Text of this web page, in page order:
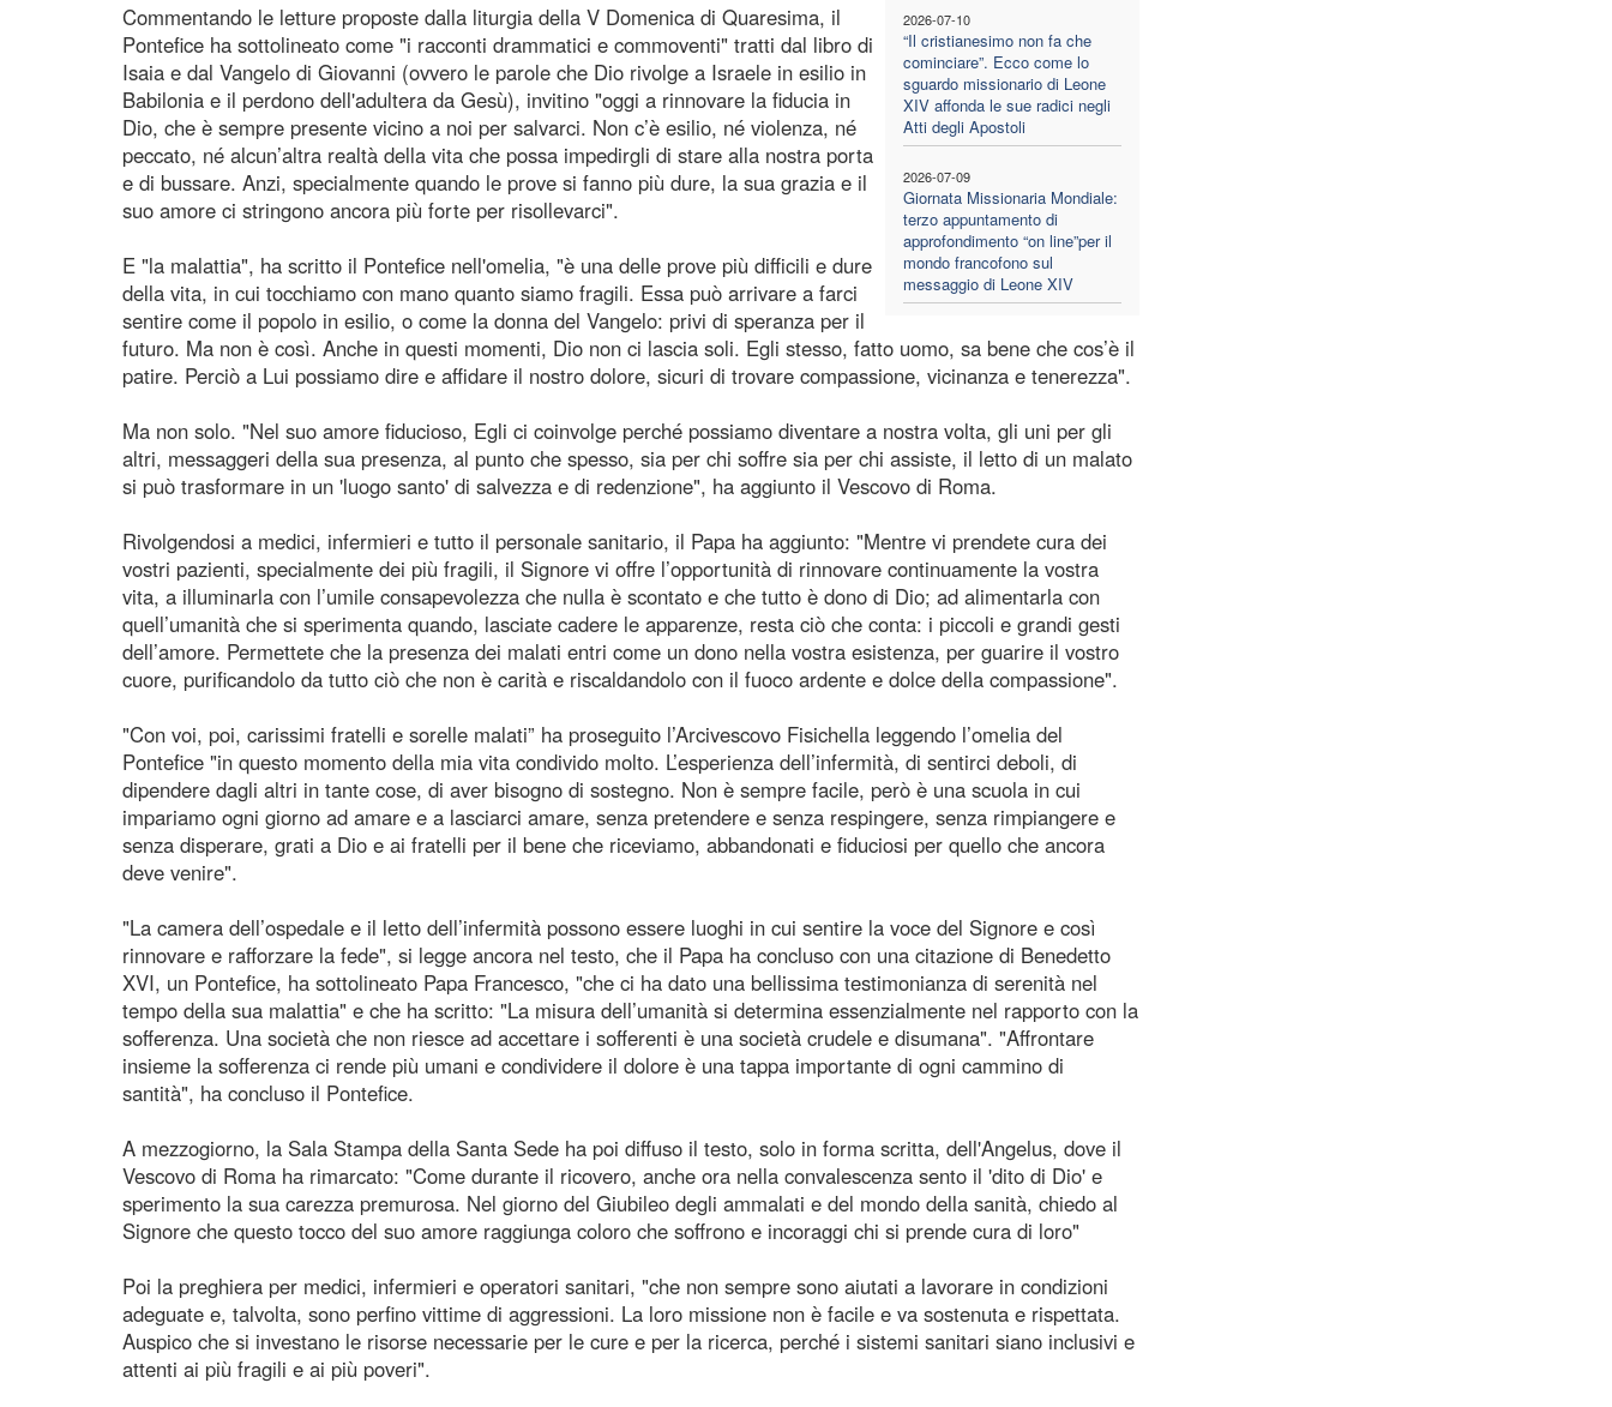
2026-07-10
“Il cristianesimo non fa che
cominciare”. Ecco come lo
sguardo missionario di Leone
XIV affonda le sue radici negli
Atti degli Apostoli
2026-07-09
Giornata Missionaria Mondiale:
terzo appuntamento di
approfondimento “on line”per il
mondo francofono sul
messaggio di Leone XIV
Commentando le letture proposte dalla liturgia della V Domenica di Quaresima, il
Pontefice ha sottolineato come "i racconti drammatici e commoventi" tratti dal libro di
Isaia e dal Vangelo di Giovanni (ovvero le parole che Dio rivolge a Israele in esilio in
Babilonia e il perdono dell'adultera da Gesù), invitino "oggi a rinnovare la fiducia in
Dio, che è sempre presente vicino a noi per salvarci. Non c’è esilio, né violenza, né
peccato, né alcun’altra realtà della vita che possa impedirgli di stare alla nostra porta
e di bussare. Anzi, specialmente quando le prove si fanno più dure, la sua grazia e il
suo amore ci stringono ancora più forte per risollevarci".
E "la malattia", ha scritto il Pontefice nell'omelia, "è una delle prove più difficili e dure
della vita, in cui tocchiamo con mano quanto siamo fragili. Essa può arrivare a farci
sentire come il popolo in esilio, o come la donna del Vangelo: privi di speranza per il
futuro. Ma non è così. Anche in questi momenti, Dio non ci lascia soli. Egli stesso, fatto uomo, sa bene che cos’è il
patire. Perciò a Lui possiamo dire e affidare il nostro dolore, sicuri di trovare compassione, vicinanza e tenerezza".
Ma non solo. "Nel suo amore fiducioso, Egli ci coinvolge perché possiamo diventare a nostra volta, gli uni per gli
altri, messaggeri della sua presenza, al punto che spesso, sia per chi soffre sia per chi assiste, il letto di un malato
si può trasformare in un 'luogo santo' di salvezza e di redenzione", ha aggiunto il Vescovo di Roma.
Rivolgendosi a medici, infermieri e tutto il personale sanitario, il Papa ha aggiunto: "Mentre vi prendete cura dei
vostri pazienti, specialmente dei più fragili, il Signore vi offre l’opportunità di rinnovare continuamente la vostra
vita, a illuminarla con l’umile consapevolezza che nulla è scontato e che tutto è dono di Dio; ad alimentarla con
quell’umanità che si sperimenta quando, lasciate cadere le apparenze, resta ciò che conta: i piccoli e grandi gesti
dell’amore. Permettete che la presenza dei malati entri come un dono nella vostra esistenza, per guarire il vostro
cuore, purificandolo da tutto ciò che non è carità e riscaldandolo con il fuoco ardente e dolce della compassione".
"Con voi, poi, carissimi fratelli e sorelle malati” ha proseguito l’Arcivescovo Fisichella leggendo l’omelia del
Pontefice "in questo momento della mia vita condivido molto. L’esperienza dell’infermità, di sentirci deboli, di
dipendere dagli altri in tante cose, di aver bisogno di sostegno. Non è sempre facile, però è una scuola in cui
impariamo ogni giorno ad amare e a lasciarci amare, senza pretendere e senza respingere, senza rimpiangere e
senza disperare, grati a Dio e ai fratelli per il bene che riceviamo, abbandonati e fiduciosi per quello che ancora
deve venire".
"La camera dell’ospedale e il letto dell’infermità possono essere luoghi in cui sentire la voce del Signore e così
rinnovare e rafforzare la fede", si legge ancora nel testo, che il Papa ha concluso con una citazione di Benedetto
XVI, un Pontefice, ha sottolineato Papa Francesco, "che ci ha dato una bellissima testimonianza di serenità nel
tempo della sua malattia" e che ha scritto: "La misura dell’umanità si determina essenzialmente nel rapporto con la
sofferenza. Una società che non riesce ad accettare i sofferenti è una società crudele e disumana". "Affrontare
insieme la sofferenza ci rende più umani e condividere il dolore è una tappa importante di ogni cammino di
santità", ha concluso il Pontefice.
A mezzogiorno, la Sala Stampa della Santa Sede ha poi diffuso il testo, solo in forma scritta, dell'Angelus, dove il
Vescovo di Roma ha rimarcato: "Come durante il ricovero, anche ora nella convalescenza sento il 'dito di Dio' e
sperimento la sua carezza premurosa. Nel giorno del Giubileo degli ammalati e del mondo della sanità, chiedo al
Signore che questo tocco del suo amore raggiunga coloro che soffrono e incoraggi chi si prende cura di loro"
Poi la preghiera per medici, infermieri e operatori sanitari, "che non sempre sono aiutati a lavorare in condizioni
adeguate e, talvolta, sono perfino vittime di aggressioni. La loro missione non è facile e va sostenuta e rispettata.
Auspico che si investano le risorse necessarie per le cure e per la ricerca, perché i sistemi sanitari siano inclusivi e
attenti ai più fragili e ai più poveri".